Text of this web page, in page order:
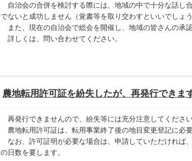
自治会の合併を検討する際には、地域の中で十分な話し
でないと成功しません（覚書等を取り交わすといいでしょう
また、現在の自治会で総会を開催し、地域の皆さんの承
詳しくは、問い合わせてください。
農地転用許可証を紛失したが、再発行できま
再発行できませんので、紛失等には充分注意してください
農地転用許可証は、転用事業終了後の地目変更登記に必要
なお、許可証明が必要な場合は、申請していただければ
の日数を要します。